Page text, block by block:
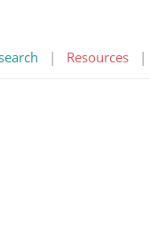
| Resources |